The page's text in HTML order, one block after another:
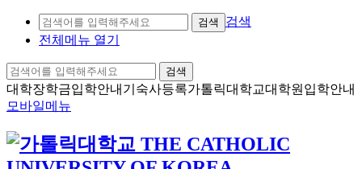
검색
검색
전체메뉴 열기
검색
대학장학금입학안내 기숙사등록가톨릭대학교대학원입학안내
모바일메뉴